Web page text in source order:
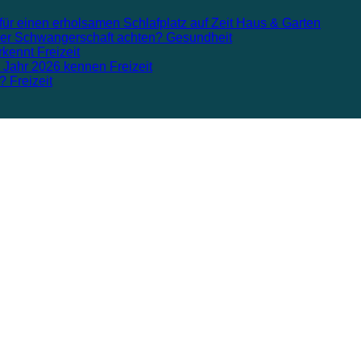
einen erholsamen Schlafplatz auf Zeit Haus & Garten
Schwangerschaft achten? Gesundheit
Freizeit
2026 kennen Freizeit
Freizeit